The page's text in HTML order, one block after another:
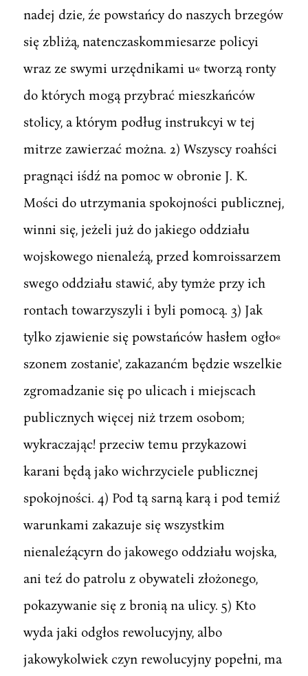
nadej dzie, źe powstańcy do naszych brzegów
się zbliżą, natenczaskommiesarze policyi
wraz ze swymi urzędnikami u« tworzą ronty
do których mogą przybrać mieszkańców
stolicy, a którym podług instrukcyi w tej
mitrze zawierzać można. 2) Wszyscy roahści
pragnąci iśdź na pomoc w obronie J. K.
Mości do utrzymania spokojności publicznej,
winni się, jeżeli już do jakiego oddziału
wojskowego nienaleźą, przed komroissarzem
swego oddziału stawić, aby tymże przy ich
rontach towarzyszyli i byli pomocą. 3) Jak
tylko zjawienie się powstańców hasłem ogło«
szonem zostanie', zakazanćm będzie wszelkie
zgromadzanie się po ulicach i miejscach
publicznych więcej niż trzem osobom;
wykraczając! przeciw temu przykazowi
karani będą jako wichrzyciele publicznej
spokojności. 4) Pod tą sarną karą i pod temiź
warunkami zakazuje się wszystkim
nienaleźącyrn do jakowego oddziału wojska,
ani teź do patrolu z obywateli złożonego,
pokazywanie się z bronią na ulicy. 5) Kto
wyda jaki odgłos rewolucyjny, albo
jakowykolwiek czyn rewolucyjny popełni, ma